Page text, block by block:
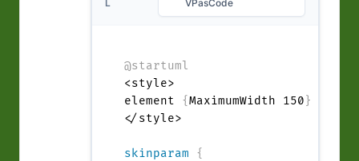
L
VPasCode
@startuml
<style>
element {MaximumWidth 150 }
</style>
skinparam
{